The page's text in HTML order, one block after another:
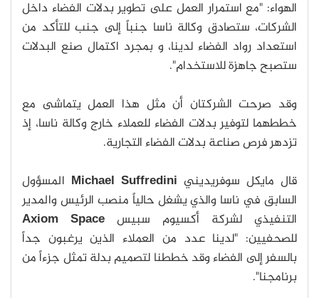
الهواء: "مع استمرار العمل على تطوير بدلات الفضاء داخل
الشركات، ستصادق وكالة ناسا جنباً إلى جنب للتأكد من
استعداد رواد الفضاء لدينا، و بمجرد اكتمال صنع البدلات
ستصبح جاهزة للاستخدام".
وقد صرحت الشركتان أن مثل هذا العمل يتماشى مع
خططهما لتوفير بدلات الفضاء للعملاء خارج وكالة ناسا، إذ
تزدهر فرص صناعة بدلات الفضاء التجارية.
قال مايكل سوفريديني Michael Suffredini المسؤول
السابق في ناسا والذي يشغل حالياً منصب الرئيس والمدير
التنفيذي لشركة أكسيوم سبيس Axiom Space
للصحفيين: "لدينا عدد من العملاء الذين يرغبون جداً
بالسفر إلى الفضاء وقد خططنا لتصميم بدلة تمثل جزءاً من
برنامجنا".